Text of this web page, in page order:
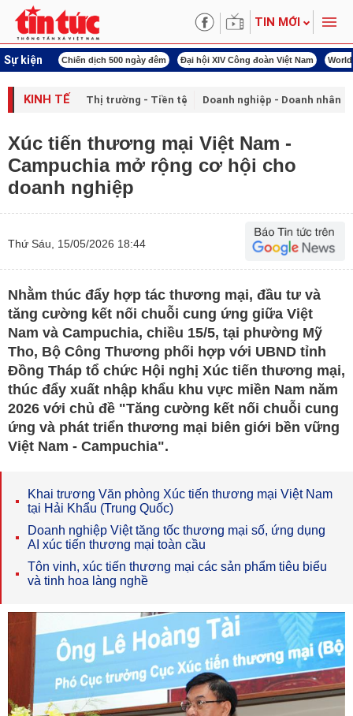
TIN MỚI
Sự kiện
ngày đêm Đại hội XIV Công đoàn Việt Nam World Cup 2026 Kỳ họp thứ
KINH TẾ Thị trường - Tiền tệ Doanh nghiệp - Doanh nhân
Xúc tiến thương mại Việt Nam -
Campuchia mở rộng cơ hội cho
doanh nghiệp
Thứ Sáu, 15/05/2026 18:44
Nhằm thúc đẩy hợp tác thương mại, đầu tư và
tăng cường kết nối chuỗi cung ứng giữa Việt
Nam và Campuchia, chiều 15/5, tại phường Mỹ
Tho, Bộ Công Thương phối hợp với UBND tỉnh
Đồng Tháp tổ chức Hội nghị Xúc tiến thương mại,
thúc đẩy xuất nhập khẩu khu vực miền Nam năm
2026 với chủ đề "Tăng cường kết nối chuỗi cung
ứng và phát triển thương mại biên giới bền vững
Việt Nam - Campuchia".
Khai trương Văn phòng Xúc tiến thương mại Việt Nam
tại Hải Khẩu (Trung Quốc)
Doanh nghiệp Việt tăng tốc thương mại số, ứng dụng
AI xúc tiến thương mại toàn cầu
Tôn vinh, xúc tiến thương mại các sản phẩm tiêu biểu
và tinh hoa làng nghề